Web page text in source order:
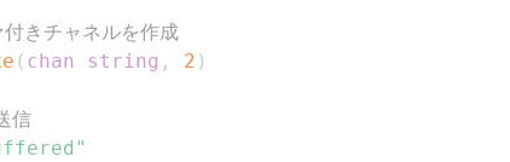
きチャネルを作成
( chan string , 2 )
信